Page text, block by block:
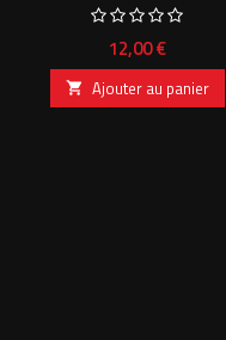
Prix
12,00 €
 Ajouter au panier